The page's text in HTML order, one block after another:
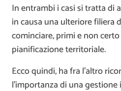
In entrambi i casi si tratta di
in causa una ulteriore filiera
cominciare, primi e non
pianificazione territoriale.
Ecco quindi, ha fra l’altro
l’importanza di una